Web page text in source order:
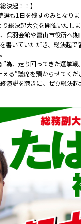
決起！！】
選も1日を残すのみとなり
総決起大会を開催いたしま
呉羽会館や富山市役所へ
書いていただき、総決起で
”為、走り回ってきた選挙
る”議席を預からせてくだ
演説を聴きに、ぜひ総決起